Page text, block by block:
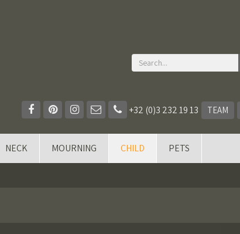
+32 (0)3 232 19 13 TEAM
NECK MOURNING CHILD PETS